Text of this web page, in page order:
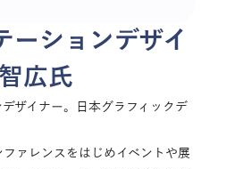
ーションデザイ
広氏
ザイナー。日本グラフィックデ
ァレンスをはじめイベントや展